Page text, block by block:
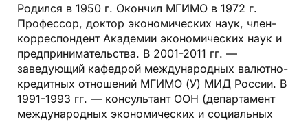
Родился в 1950 г. Окончил МГИМО в 1972 г.
Профессор, доктор экономических наук, член-
корреспондент Академии экономических наук и
предпринимательства. В 2001-2011 гг. —
заведующий кафедрой международных валютно-
кредитных отношений МГИМО (У) МИД России. В
1991-1993 гг. — консультант ООН (департамент
международных экономических и социальных